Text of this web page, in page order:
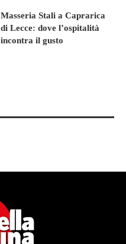
Masseria Stali a Caprarica
di Lecce: dove l’ospitalità
incontra il gusto